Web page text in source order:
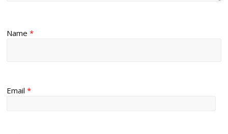
Name*
Email*